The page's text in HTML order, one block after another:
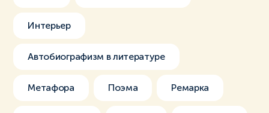
Интерьер
Автобиографизм в литературе
Метафора Поэма Ремарка